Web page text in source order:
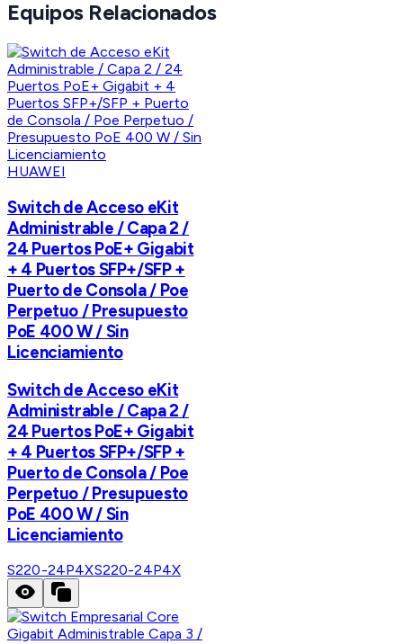
Equipos Relacionados
HUAWEI
Switch de Acceso eKit
Administrable / Capa 2 /
24 Puertos PoE+ Gigabit
+ 4 Puertos SFP+/SFP +
Puerto de Consola / Poe
Perpetuo / Presupuesto
PoE 400 W / Sin
Licenciamiento
Switch de Acceso eKit
Administrable / Capa 2 /
24 Puertos PoE+ Gigabit
+ 4 Puertos SFP+/SFP +
Puerto de Consola / Poe
Perpetuo / Presupuesto
PoE 400 W / Sin
Licenciamiento
S220-24P4XS220-24P4X